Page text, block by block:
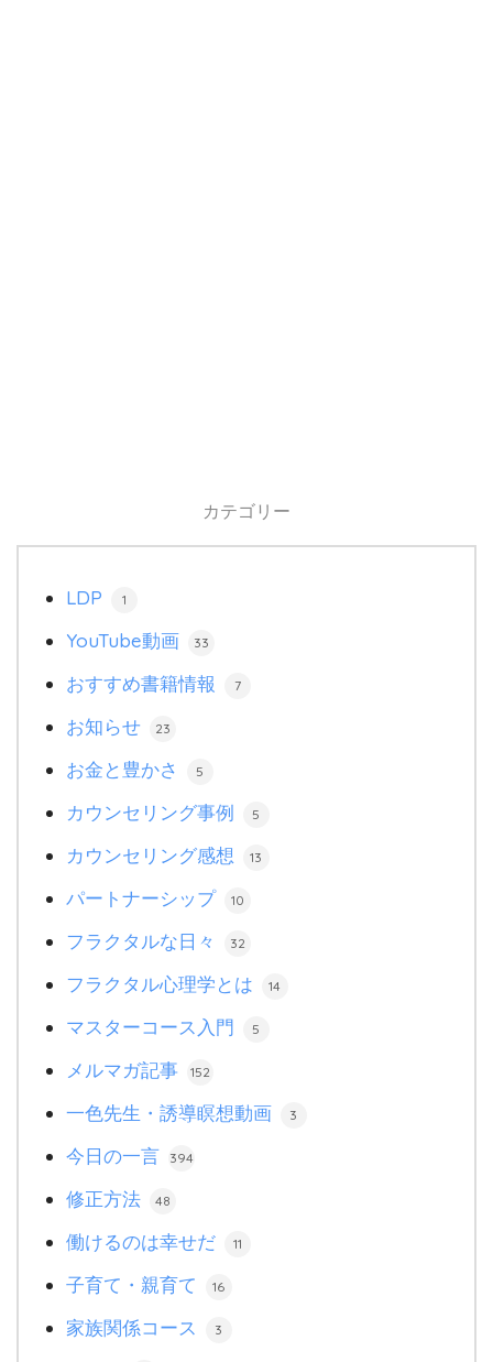
カテゴリー
LDP 1
YouTube動画 33
おすすめ書籍情報 7
お知らせ 23
お金と豊かさ 5
カウンセリング事例 5
カウンセリング感想 13
パートナーシップ 10
フラクタルな日々 32
フラクタル心理学とは 14
マスターコース入門 5
メルマガ記事 152
一色先生・誘導瞑想動画 3
今日の一言 394
修正方法 48
働けるのは幸せだ 11
子育て・親育て 16
家族関係コース 3